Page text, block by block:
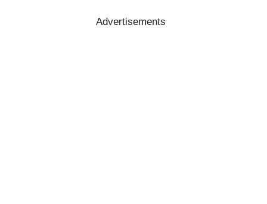
Advertisements